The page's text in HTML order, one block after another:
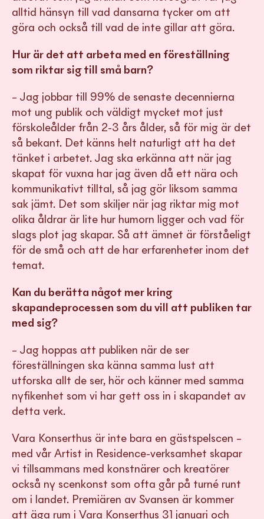
alltid hänsyn till vad dansarna tycker om att
göra och också till vad de inte gillar att göra.
Hur är det att arbeta med en föreställning
som riktar sig till små barn?
– Jag jobbar till 99% de senaste decennierna
mot ung publik och väldigt mycket mot just
förskoleålder från 2-3 års ålder, så för mig är det
så bekant. Det känns helt naturligt att ha det
tänket i arbetet. Jag ska erkänna att när jag
skapat för vuxna har jag även då ett nära och
kommunikativt tilltal, så jag gör liksom samma
sak jämt. Det som skiljer när jag riktar mig mot
olika åldrar är lite hur humorn ligger och vad för
slags plot jag skapar. Så att ämnet är förståeligt
för de små och att de har erfarenheter inom det
temat.
Kan du berätta något mer kring
skapandeprocessen som du vill att publiken tar
med sig?
– Jag hoppas att publiken när de ser
föreställningen ska känna samma lust att
utforska allt de ser, hör och känner med samma
nyfikenhet som vi har gett oss in i skapandet av
detta verk.
Vara Konserthus är inte bara en gästspelscen –
med vår Artist in Residence-verksamhet skapar
vi tillsammans med konstnärer och kreatörer
också ny scenkonst som ofta går på turné runt
om i landet. Premiären av Svansen är kommer
att äga rum i Vara Konserthus 31 januari och